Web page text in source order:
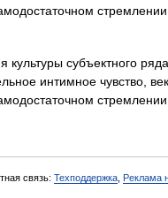
культуры субъектного
интимное чувство,
связь: Техподдержка Реклама